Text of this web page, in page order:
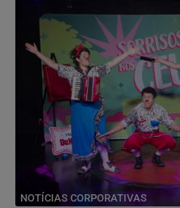
NOTÍCIAS CORPORATIVAS